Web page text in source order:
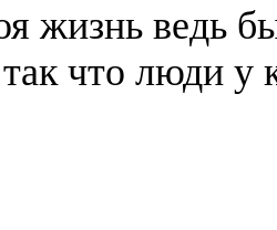
жизнь ведь
что люди у